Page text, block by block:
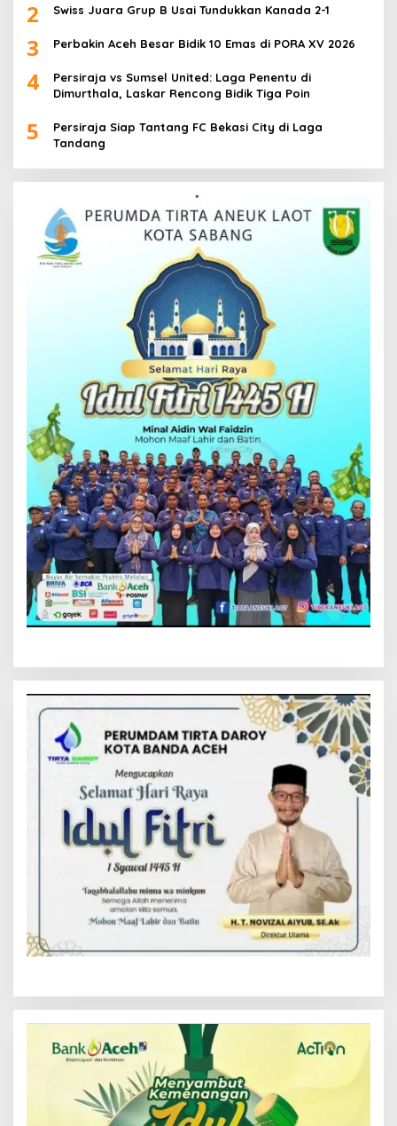
2 Swiss Juara Grup B Usai Tundukkan Kanada 2-1
3 Perbakin Aceh Besar Bidik 10 Emas di PORA XV 2026
4
Persiraja vs Sumsel United: Laga Penentu di
Dimurthala, Laskar Rencong Bidik Tiga Poin
5
Persiraja Siap Tantang FC Bekasi City di Laga
Tandang